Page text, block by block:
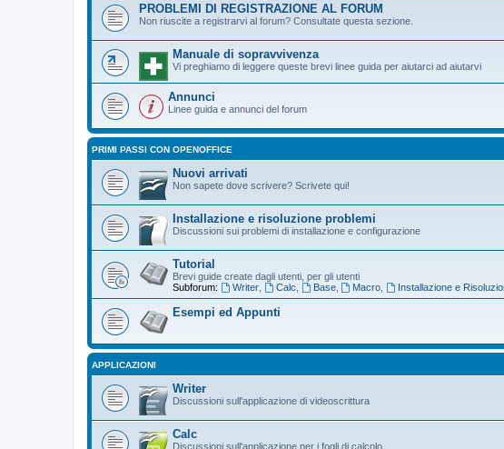
PROBLEMI DI REGISTRAZIONE AL FORUM
Non riuscite a registrarvi al forum? Consultate questa sezione.
Manuale di sopravvivenza
Vi preghiamo di leggere queste brevi linee guida per aiutarci ad aiutarvi
Annunci
Linee guida e annunci del forum
PRIMI PASSI CON OPENOFFICE
Nuovi arrivati
Non sapete dove scrivere? Scrivete qui!
Installazione e risoluzione problemi
Discussioni sui problemi di installazione e configurazione
Tutorial
Brevi guide create dagli utenti, per gli utenti
Subforum:
Writer, Calc Base, Macro Installazione e
Esempi ed Appunti
APPLICAZIONI
Writer
Discussioni sull'applicazione di videoscrittura
Calc
Discussioni sull'applicazione per i fogli di calcolo